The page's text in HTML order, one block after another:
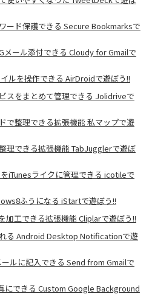
ード保護できる Secure Bookmarksで
ール添付できる Cloudy for Gmailで
ルを操作できる AirDroidで遊ぼう!!
スをまとめて管理できる Jolidriveで
で整理できる拡張機能 私マップで遊
理できる拡張機能 TabJugglerで遊ぼ
iTunesライクに管理できる icotileで
ふうになる iStartで遊ぼう!!
加工できる拡張機能 Cliplarで遊ぼう!!
る Android Desktop Notificationで遊
ルに記入できる Send from Gmailで
にできる Custom Google Background